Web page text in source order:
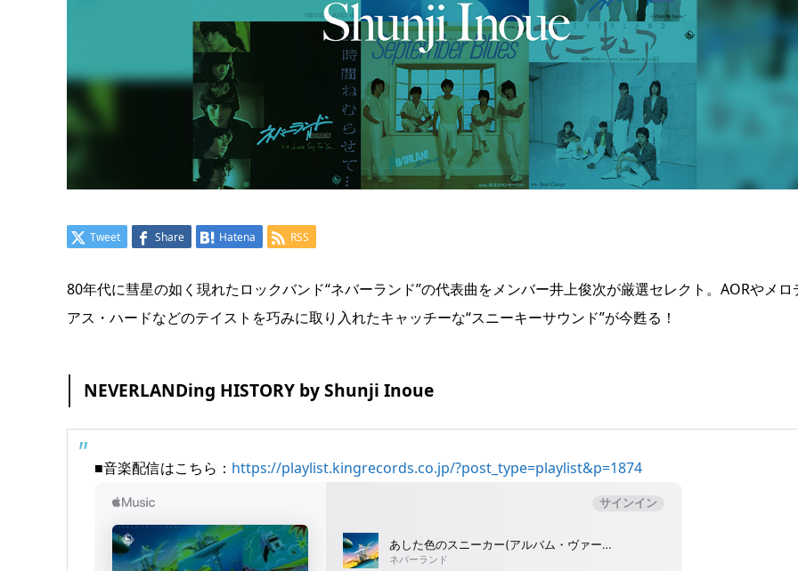
Tweet Share Hatena RSS
80年代に彗星の如く現れたロックバンド“ネバーランド”の代表曲をメンバー井上俊次が厳選セレクト。AORやメロ
アス・ハードなどのテイストを巧みに取り入れたキャッチーな“スニーキーサウンド”が今甦る！
NEVERLANDing HISTORY by Shunji Inoue
■音楽配信はこちら： https://playlist.kingrecords.co.jp/?post_type=playlist&p=1874